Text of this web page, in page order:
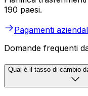
190 paesi.
Pagamenti
Domande frequenti
Qual è il tasso di cambio